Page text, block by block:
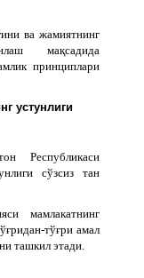
ва жамиятнинг
мақсадида
принциплари
устунлиги
Республикаси
сўзсиз тан
мамлакатнинг
тўғри амал
ташкил этади.